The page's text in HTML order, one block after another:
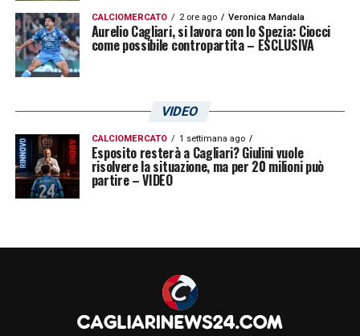
CALCIOMERCATO 2 ore ago Veronica Mandala
Aurelio Cagliari, si lavora con lo Spezia: Ciocci
come possibile contropartita – ESCLUSIVA
VIDEO
CALCIOMERCATO 1 settimana ago
Esposito resterà a Cagliari? Giulini vuole
risolvere la situazione, ma per 20 milioni può
partire – VIDEO